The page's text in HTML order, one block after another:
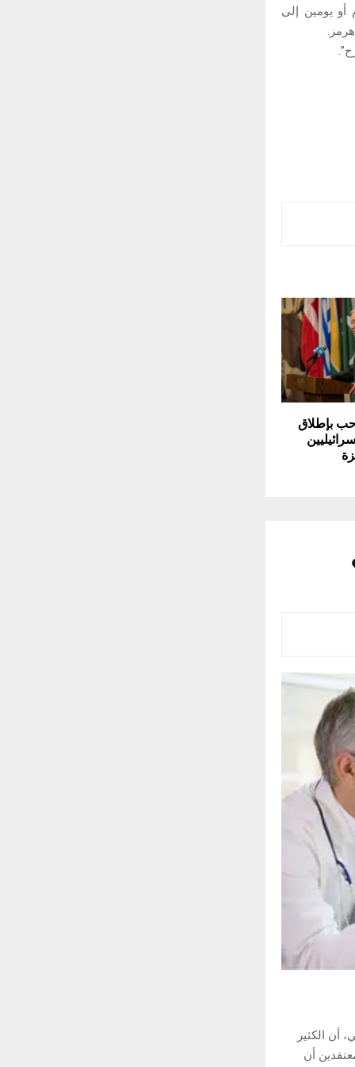
يومين إلى
بإطلاق
أن الكثير
أن